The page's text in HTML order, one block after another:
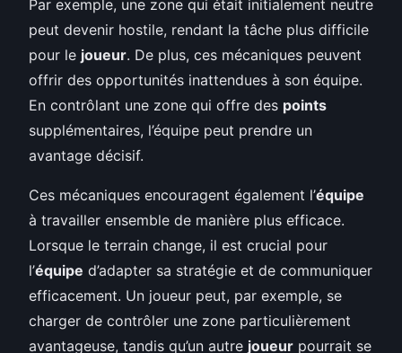
Par exemple, une zone qui était initialement neutre
peut devenir hostile, rendant la tâche plus difficile
pour le joueur. De plus, ces mécaniques peuvent
offrir des opportunités inattendues à son équipe.
En contrôlant une zone qui offre des points
supplémentaires, l’équipe peut prendre un
avantage décisif.
Ces mécaniques encouragent également l’équipe
à travailler ensemble de manière plus efficace.
Lorsque le terrain change, il est crucial pour
l’équipe d’adapter sa stratégie et de communiquer
efficacement. Un joueur peut, par exemple, se
charger de contrôler une zone particulièrement
avantageuse, tandis qu’un autre joueur pourrait se